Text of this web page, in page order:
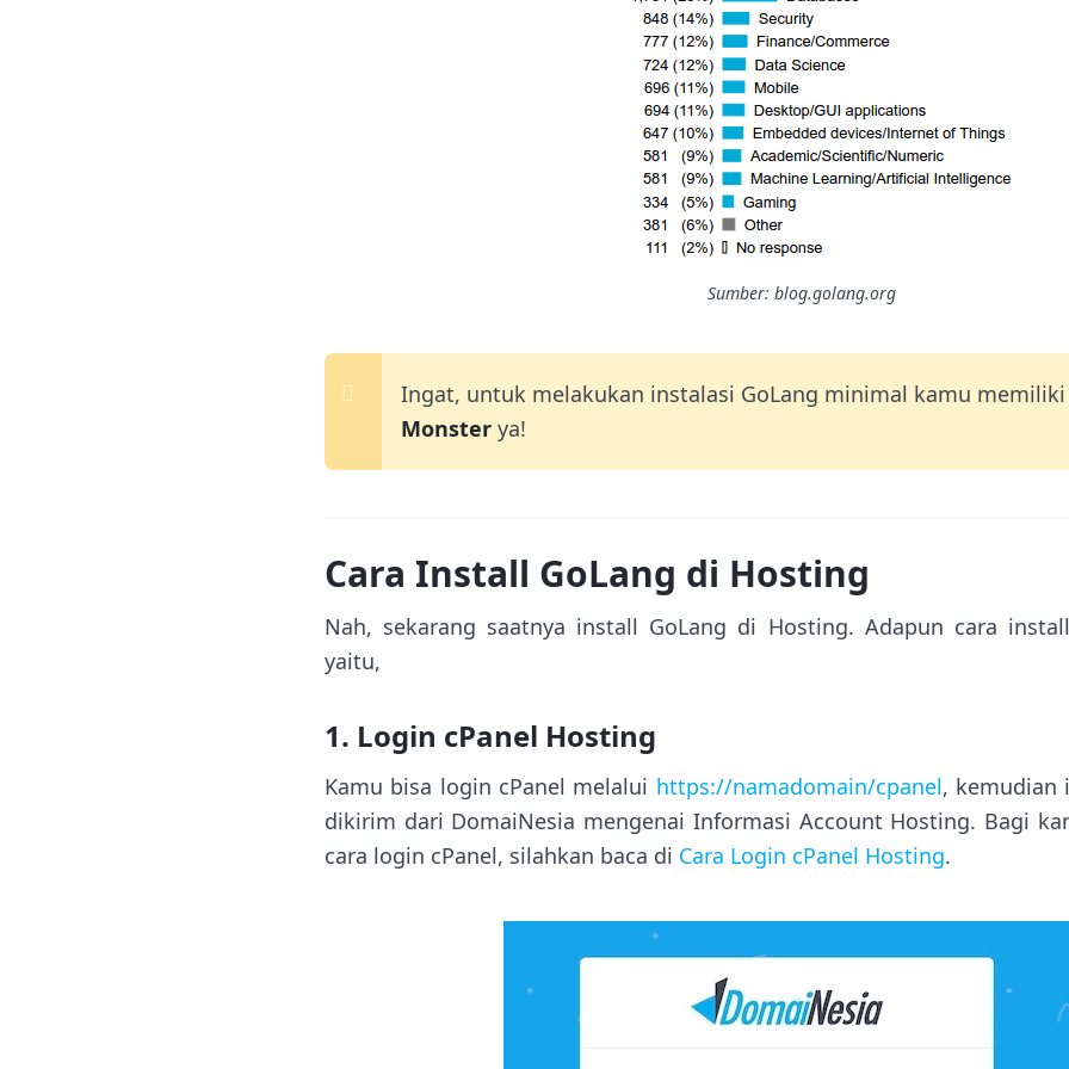
Sumber: blog.golang.org
Ingat, untuk melakukan instalasi GoLang minimal kamu memiliki
Monster ya!
Cara Install GoLang di Hosting
Nah, sekarang saatnya install GoLang di Hosting. Adapun cara
yaitu,
1. Login cPanel Hosting
Kamu bisa login cPanel melalui https://namadomain/cpanel, kemudian
dikirim dari DomaiNesia mengenai Informasi Account Hosting. Bagi
cara login cPanel, silahkan baca di Cara Login cPanel Hosting.